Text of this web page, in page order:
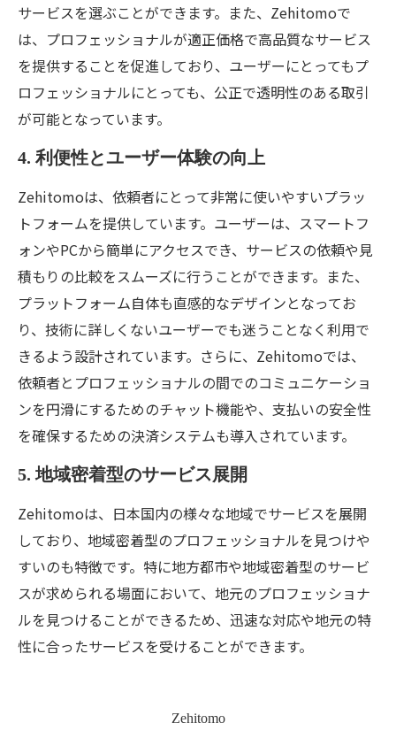
サービスを選ぶことができます。また、Zehitomoで
は、プロフェッショナルが適正価格で高品質なサービス
を提供することを促進しており、ユーザーにとってもプ
ロフェッショナルにとっても、公正で透明性のある取引
が可能となっています。
4. 利便性とユーザー体験の向上
Zehitomoは、依頼者にとって非常に使いやすいプラッ
トフォームを提供しています。ユーザーは、スマートフ
ォンやPCから簡単にアクセスでき、サービスの依頼や見
積もりの比較をスムーズに行うことができます。また、
プラットフォーム自体も直感的なデザインとなってお
り、技術に詳しくないユーザーでも迷うことなく利用で
きるよう設計されています。さらに、Zehitomoでは、
依頼者とプロフェッショナルの間でのコミュニケーショ
ンを円滑にするためのチャット機能や、支払いの安全性
を確保するための決済システムも導入されています。
5. 地域密着型のサービス展開
Zehitomoは、日本国内の様々な地域でサービスを展開
しており、地域密着型のプロフェッショナルを見つけや
すいのも特徴です。特に地方都市や地域密着型のサービ
スが求められる場面において、地元のプロフェッショナ
ルを見つけることができるため、迅速な対応や地元の特
性に合ったサービスを受けることができます。
Zehitomo